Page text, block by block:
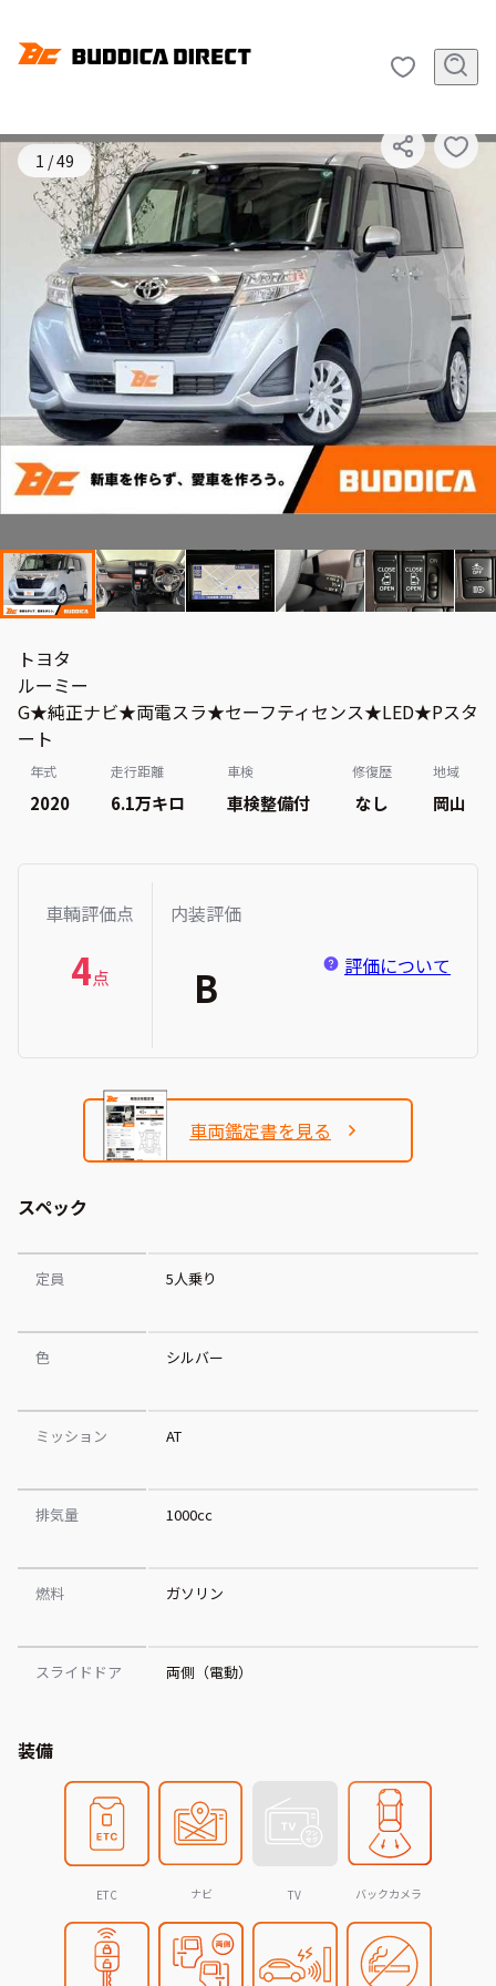
1 /49
トヨタ
ルーミー
G★純正ナビ★両電スラ★セーフティセンス★LED★Pスタ
ート
年式
2020
走行距離
6.1万キロ
車検
車検整備付
修復歴
なし
地域
岡山
車輌評価点
4点
内装評価
B 評価について
車両鑑定書を見る
スペック
定員 5人乗り
色 シルバー
ミッション AT
排気量 1000cc
燃料 ガソリン
スライドドア 両側（電動）
装備
ETC ナビ TV バックカメラ